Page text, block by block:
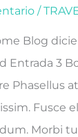
/
Blog
Entrada 3
Phasellus
Fusce
Morbi